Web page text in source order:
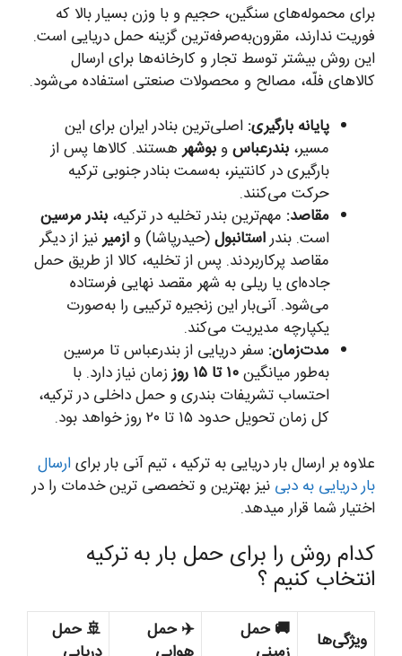
برای محموله‌های سنگین، حجیم و با وزن بسیار بالا که
فوریت ندارند، مقرون‌به‌صرفه‌ترین گزینه حمل دریایی است.
این روش بیشتر توسط تجار و کارخانه‌ها برای ارسال
کالاهای فلّه، مصالح و محصولات صنعتی استفاده می‌شود.
پایانه بارگیری: اصلی‌ترین بنادر ایران برای این
مسیر، بندرعباسوبوشهرهستند. کالاها پس از
بارگیری در کانتینر، به‌سمت بنادر جنوبی ترکیه
حرکت می‌کنند.
مقاصد: مهم‌ترین بندر تخلیه در ترکیه، بندر مرسین
است. بندراستانبول(حیدرپاشا) وازمیرنیز از دیگر
مقاصد پرکاربردند. پس از تخلیه، کالا از طریق حمل
جاده‌ای یا ریلی به شهر مقصد نهایی فرستاده
می‌شود. آنی‌بار این زنجیره ترکیبی را به‌صورت
یکپارچه مدیریت می‌کند.
مدت‌زمان: سفر دریایی از بندرعباس تا مرسین
به‌طور میانگین۱۰ تا ۱۵ روز
زمان نیاز دارد. با
احتساب تشریفات بندری و حمل داخلی در ترکیه،
کل زمان تحویل حدود ۱۵ تا ۲۰ روز خواهد بود.
علاوه بر ارسال بار دریایی به ترکیه ، تیم آنی بار برایارسال
بار دریایی به دبی نیز بهترین و تخصصی ترین خدمات را در
اختیار شما قرار میدهد.
کدام روش را برای حمل بار به ترکیه
انتخاب کنیم ؟
ویژگی‌ها
🚚 حمل
✈️ حمل
🚢 حمل